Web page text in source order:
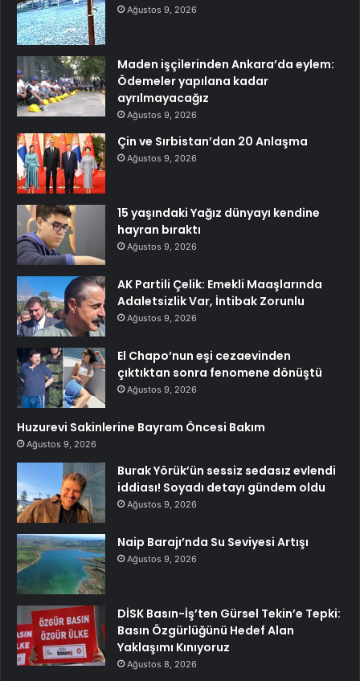
Ağustos 9, 2026
Maden işçilerinden Ankara’da eylem:
Ödemeler yapılana kadar
ayrılmayacağız
Ağustos 9, 2026
Çin ve Sırbistan’dan 20 Anlaşma
Ağustos 9, 2026
15 yaşındaki Yağız dünyayı kendine
hayran bıraktı
Ağustos 9, 2026
AK Partili Çelik: Emekli Maaşlarında
Adaletsizlik Var, İntibak Zorunlu
Ağustos 9, 2026
El Chapo’nun eşi cezaevinden
çıktıktan sonra fenomene dönüştü
Ağustos 9, 2026
Huzurevi Sakinlerine Bayram Öncesi Bakım
Ağustos 9, 2026
Burak Yörük’ün sessiz sedasız evlendi
iddiası! Soyadı detayı gündem oldu
Ağustos 9, 2026
Naip Barajı’nda Su Seviyesi Artışı
Ağustos 9, 2026
DİSK Basın-İş’ten Gürsel Tekin’e Tepki:
Basın Özgürlüğünü Hedef Alan
Yaklaşımı Kınıyoruz
Ağustos 8, 2026